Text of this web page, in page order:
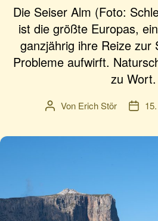
Die Seiser Alm (Foto:
ist die größte Europas,
ganzjährig ihre Reize zur
Probleme aufwirft.
zu Wort.
Beitragsautor
Von Erich Stör